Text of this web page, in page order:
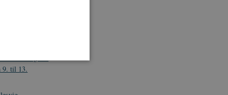
9. til 13.